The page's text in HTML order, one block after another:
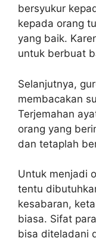
bersyukur
kepada orang
yang baik.
untuk berbuat
Selanjutnya,
membacakan
Terjemahan
orang yang
dan tetaplah
Untuk menjadi
tentu
kesabaran,
biasa. Sifat
bisa diteladani